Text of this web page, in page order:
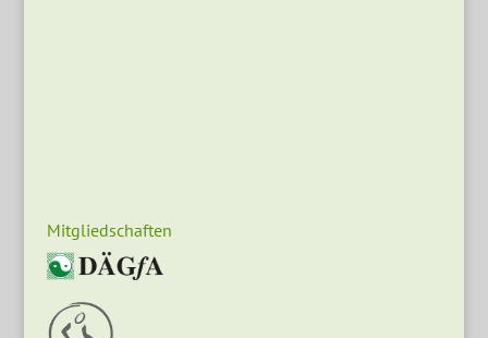
Mitgliedschaften